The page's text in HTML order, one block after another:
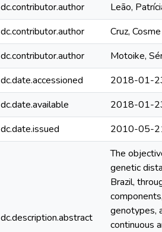
dc.contributor.author
Leão,
dc.contributor.author
Cruz,
dc.contributor.author
Motoike,
dc.date.accessioned
2018-01-
dc.date.available
2018-01-
dc.date.issued
2010-05-
dc.description.abstract
The
genetic
Brazil,
genotypes,
continuous